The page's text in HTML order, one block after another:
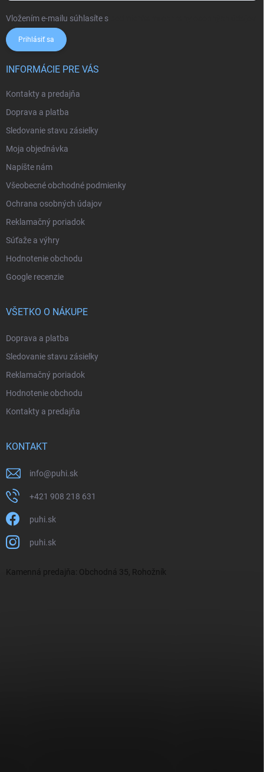
Vložením e-mailu súhlasíte s
Prihlásiť sa
INFORMÁCIE PRE VÁS
Kontakty a predajňa
Doprava a platba
Sledovanie stavu zásielky
Moja objednávka
Napíšte nám
Všeobecné obchodné podmienky
Ochrana osobných údajov
Reklamačný poriadok
Súťaže a výhry
Hodnotenie obchodu
Google recenzie
VŠETKO O NÁKUPE
Doprava a platba
Sledovanie stavu zásielky
Reklamačný poriadok
Hodnotenie obchodu
Kontakty a predajňa
KONTAKT
info@puhi.sk
+421 908 218 631
puhi.sk
puhi.sk
Kamenná predajňa: Obchodná 35, Rohožník